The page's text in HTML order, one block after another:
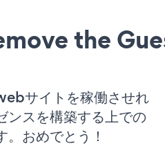
the
サイトを稼働させれ
ンスを構築する上での
おめでとう！